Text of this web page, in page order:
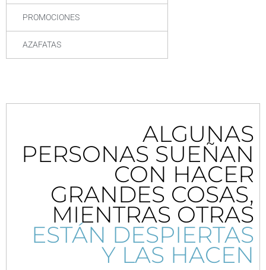
PROMOCIONES
AZAFATAS
ALGUNAS
PERSONAS SUEÑAN
CON HACER
GRANDES COSAS,
MIENTRAS OTRAS
ESTÁN DESPIERTAS
Y LAS HACEN